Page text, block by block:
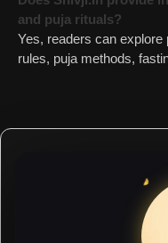
and puja rituals?
Yes, readers can
rules, puja methods,